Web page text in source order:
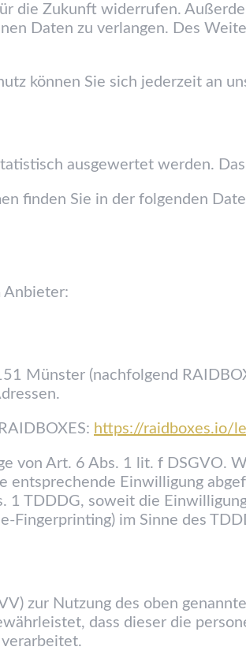
die Zukunft widerrufen.
Daten zu verlangen. Des
können Sie sich jederzeit an
ausgewertet werden.
finden Sie in der folgenden
Anbieter:
Münster (nachfolgend
https://raidboxes.io/
von Art. 6 Abs. 1 lit. f DSGVO.
entsprechende Einwilligung
1 TDDDG, soweit die
Fingerprinting) im Sinne des
zur Nutzung des oben
dass dieser die